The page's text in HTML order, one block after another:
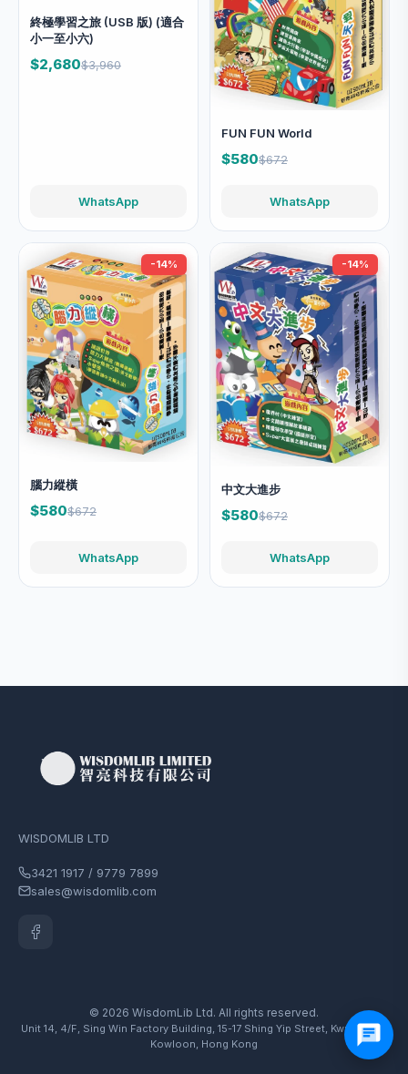
終極學習之旅 (USB 版) (適合
小一至小六)
$2,680$3,960
WhatsApp
FUN FUN World
$580$672
WhatsApp
-14%
腦力縱橫
$580$672
WhatsApp
-14%
中文大進步
$580$672
WhatsApp
WISDOMLIB LTD
3421 1917 / 9779 7899
sales@wisdomlib.com
© 2026 WisdomLib Ltd. All rights reserved.
Unit 14, 4/F, Sing Win Factory Building, 15-17 Shing Yip Street, Kwun Tong,
Kowloon, Hong Kong